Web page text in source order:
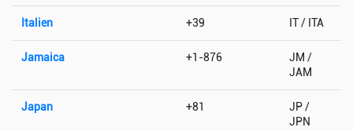
Italien +39 IT / ITA
Jamaica +1-876
JM /
JAM
Japan +81
JP /
JPN